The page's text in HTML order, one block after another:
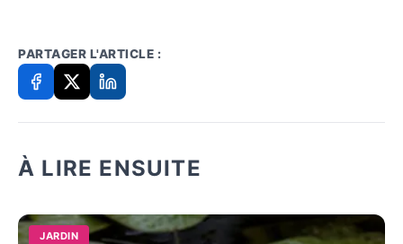
PARTAGER L'ARTICLE :
À LIRE ENSUITE
JARDIN